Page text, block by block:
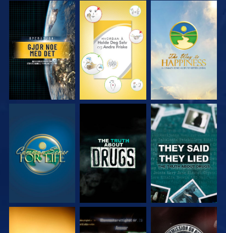
SE SE SE
SE SE